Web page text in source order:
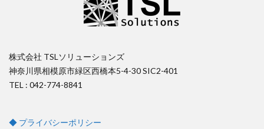
株式会社 TSLソリューションズ
神奈川県相模原市緑区西橋本5-4-30 SIC2-401
TEL : 042-774-8841
◆ プライバシーポリシー